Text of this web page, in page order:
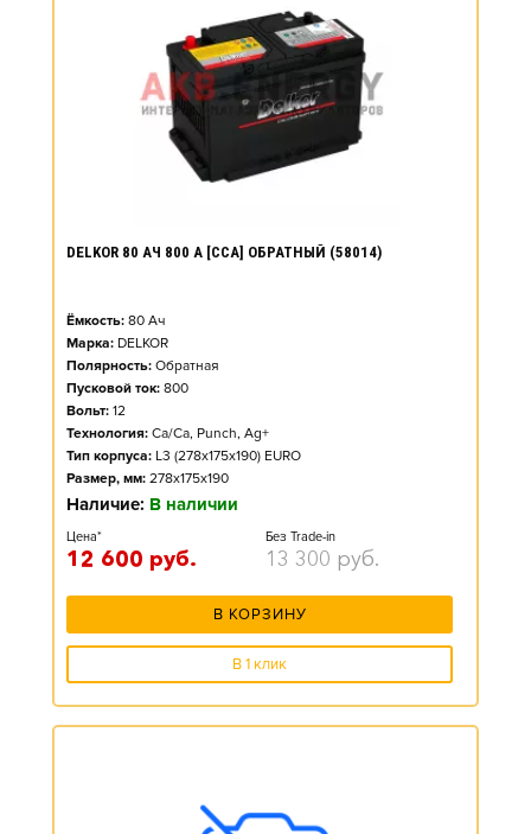
DELKOR 80 АЧ 800 А [CCA] ОБРАТНЫЙ (58014)
Ёмкость: 80 Ач
Марка: DELKOR
Полярность: Обратная
Пусковой ток: 800
Вольт: 12
Технология: Ca/Ca, Punch, Ag+
Тип корпуса: L3 (278x175x190) EURO
Размер, мм: 278x175x190
Наличие: В наличии
Цена*
12 600 руб.
Без Trade-in
13 300 руб.
В КОРЗИНУ
В 1 клик